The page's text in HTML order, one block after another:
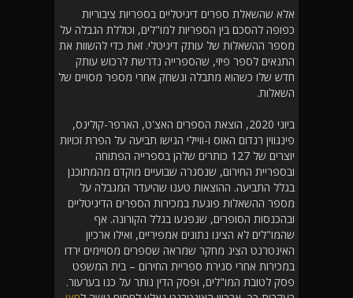
אלא שהשאלת ספרים דיגיטליים בספריות ציבוריות
כפופה להסכם בין הספריות למו"לים, וכוללת הגבלה על
מספר ההשאלות של עותק דיגיטלי. זאת כדי להשוות את
התנאים לספר פיזי, שהספרייה נדרשת לרכוש עותק
חדש שלו כשהוא מתבלה ונשחק אחרי מספר מסויים של
השאלות.
ביוני 2020, הוצאת הספרים האצ'ט, הארפר-קולינס,
פינגווין רנדום האוס ו-וויילי הגישו תביעה על הפרת זכויות
יוצרים של 127 כותרים שלהן בספרייה הפתוחה
ובספריית החירום, שנסגרה שבועיים מוקדם מהמתוכנן
בגלל התביעה. ההוצאות טענו שהיעדר המגבלה על
מספר ההשאלות פוגעת במכירות הספרים הדיגיטליים
ובהכנסות הסופרים, שנפגעו בגלל הקורונה. אף
שהמו"לים לא הציגו נתונים אמפיריים, ואילו ארכיון
האינטרנט הציג מחקר שמראה שספרים מסויימים ירדו
במכירות אחרי סגירת ספריית החירום – בית המשפט
פסק לטובת המו"לים, ופסק הדין נותר על כנו בערעור.